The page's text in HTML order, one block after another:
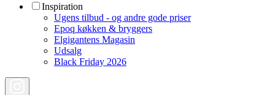
Inspiration
Ugens tilbud - og andre gode priser
Epoq køkken & bryggers
Elgigantens Magasin
Udsalg
Black Friday 2026